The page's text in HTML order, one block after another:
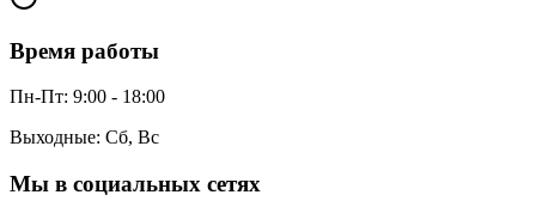
Время работы
Пн-Пт: 9:00 - 18:00
Выходные: Сб, Вс
Мы в социальных сетях